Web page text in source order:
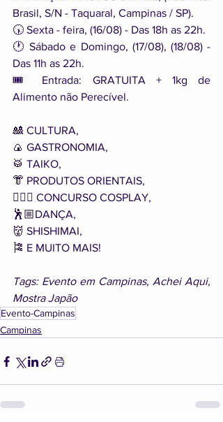
Brasil, S/N - Taquaral, Campinas / SP).
🕠 Sexta - feira, (16/08) - Das 18h as 22h.
🕐 Sábado e Domingo, (17/08), (18/08) -
Das 11h as 22h.
🎟️ Entrada: GRATUITA + 1kg de
Alimento não Perecível.
🎎 CULTURA,
🍙 GASTRONOMIA,
🥁 TAIKO,
👘 PRODUTOS ORIENTAIS,
🦹🏻‍♀️ CONCURSO COSPLAY,
🕺🏼DANÇA,
👹 SHISHIMAI,
🎏 E MUITO MAIS!
Tags: Evento em Campinas, Achei Aqui,
Mostra Japão
Evento-Campinas
Campinas